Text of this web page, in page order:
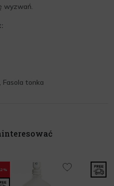
wyzwań.
Fasola tonka